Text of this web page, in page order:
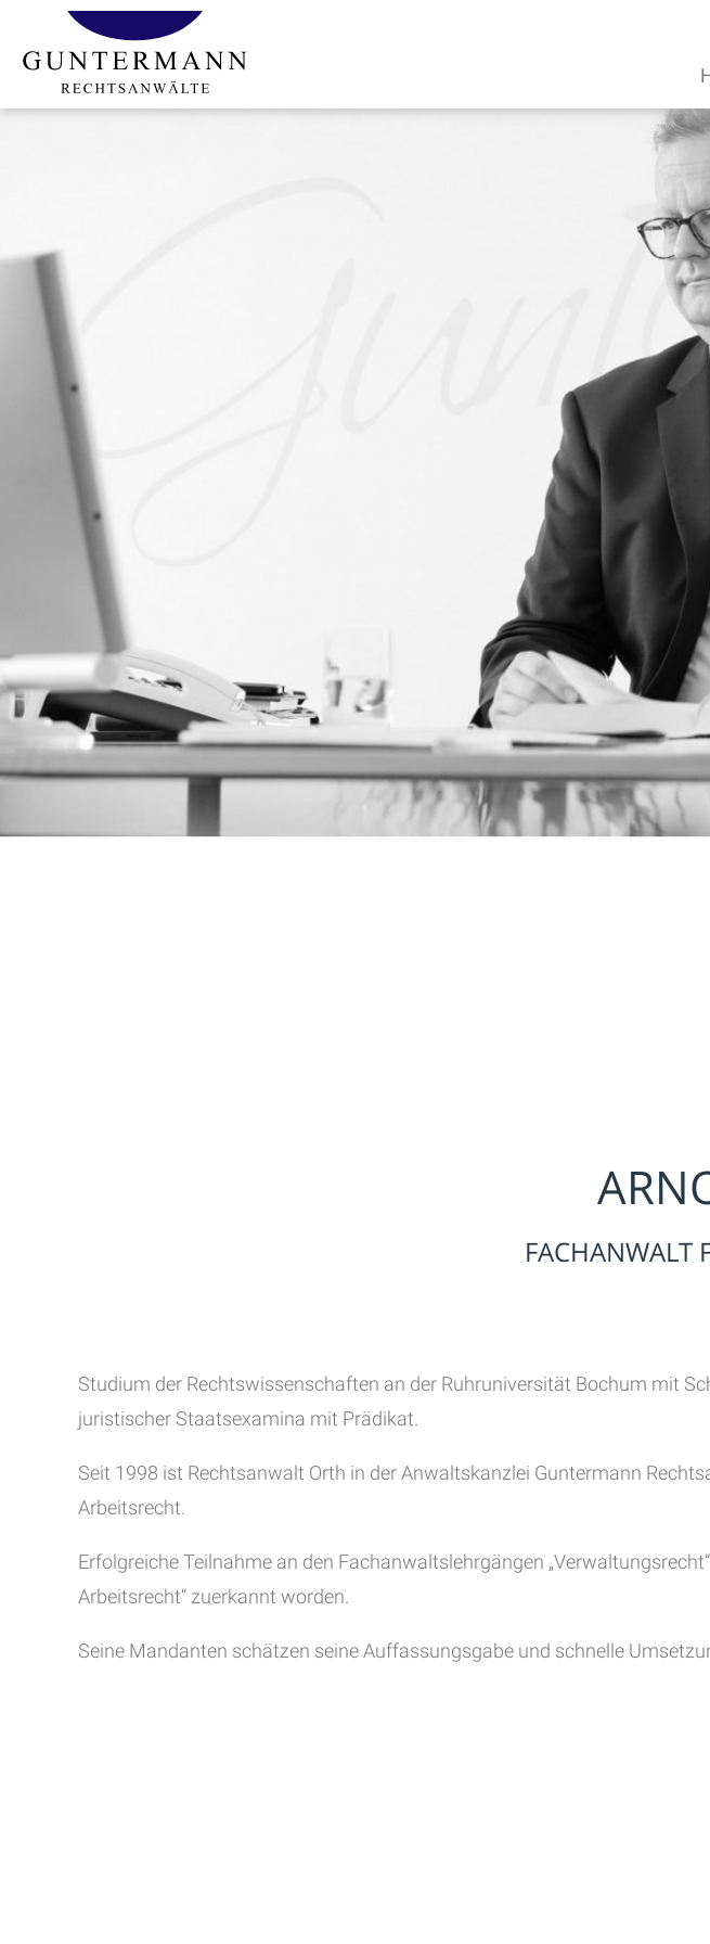
FACHANWALT
Studium der Rechtswissenschaften an der Ruhruniversität Bochum mit
juristischer Staatsexamina mit Prädikat.
Seit 1998 ist Rechtsanwalt Orth in der Anwaltskanzlei Guntermann
Arbeitsrecht.
Erfolgreiche Teilnahme an den Fachanwaltslehrgängen
Arbeitsrecht“ zuerkannt worden.
Seine Mandanten schätzen seine Auffassungsgabe und schnelle